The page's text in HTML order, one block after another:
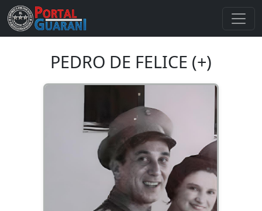
PEDRO DE FELICE (+)